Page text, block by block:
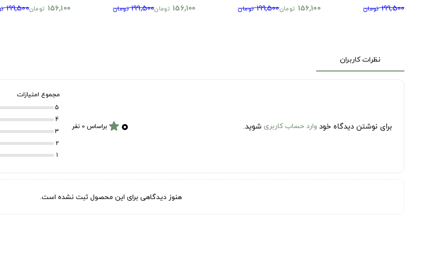
199,500 تومان 156,100 تومان199,500 تومان 156,100 تومان199,500 تومان 156,100 تومان199,500
نظرات کاربران
برای نوشتن دیدگاه خود وارد حساب کاربری شوید. ۰ starبراساس 0 نفر
مجموع امتیازات
5
4
3
2
1
هنوز دیدگاهی برای این محصول ثبت نشده است.